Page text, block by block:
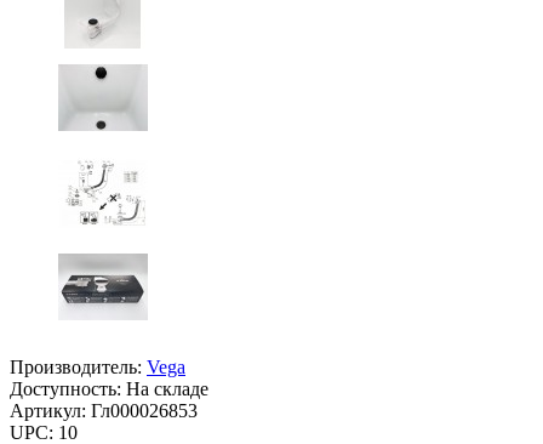
Производитель: Vega
Доступность: На складе
Артикул: Гл000026853
UPC: 10